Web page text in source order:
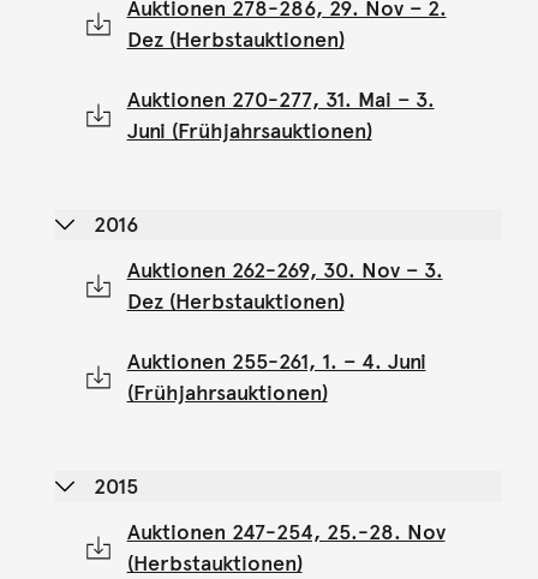
Auktionen 278-286, 29. Nov – 2.
Dez (Herbstauktionen)
Auktionen 270-277, 31. Mai – 3.
Juni (Frühjahrsauktionen)
2016
Auktionen 262-269, 30. Nov – 3.
Dez (Herbstauktionen)
Auktionen 255-261, 1. – 4. Juni
(Frühjahrsauktionen)
2015
Auktionen 247-254, 25.-28. Nov
(Herbstauktionen)